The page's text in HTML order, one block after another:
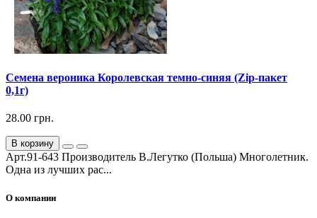
Семена вероника Королевская темно-синяя (Zip-пакет
0,1г)
28.00 грн.
В корзину
Арт.91-643 Производитель В.Легутко (Польша) Многолетник.
Одна из лучших рас...
О компании